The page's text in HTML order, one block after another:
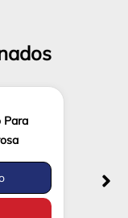
Para